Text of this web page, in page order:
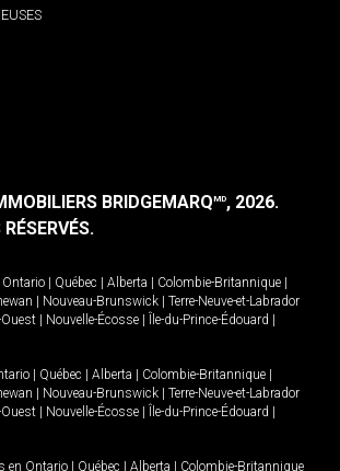
BRIDGEMARQMD, 2026.
Ontario Québec Alberta Colombie-Britannique
Nouveau-Brunswick
Terre-Neuve-et-Labrador
Nouvelle-Écosse Île-du-Prince-Édouard
Québec Alberta Colombie-Britannique
Nouveau-Brunswick
Terre-Neuve-et-Labrador
Nouvelle-Écosse Île-du-Prince-Édouard
en Ontario Québec Alberta
Colombie-Britannique